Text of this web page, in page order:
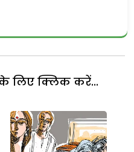
लिए क्लिक करें...